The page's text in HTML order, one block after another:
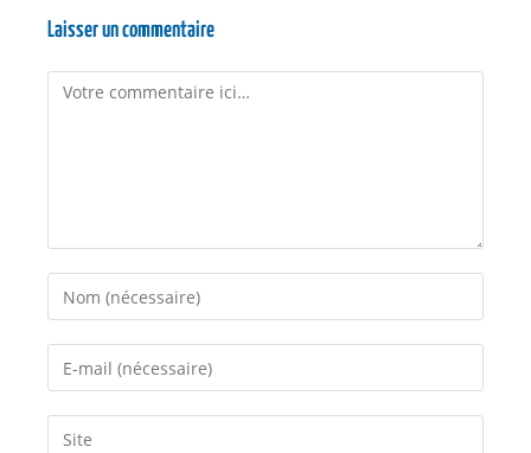
Laisser un commentaire